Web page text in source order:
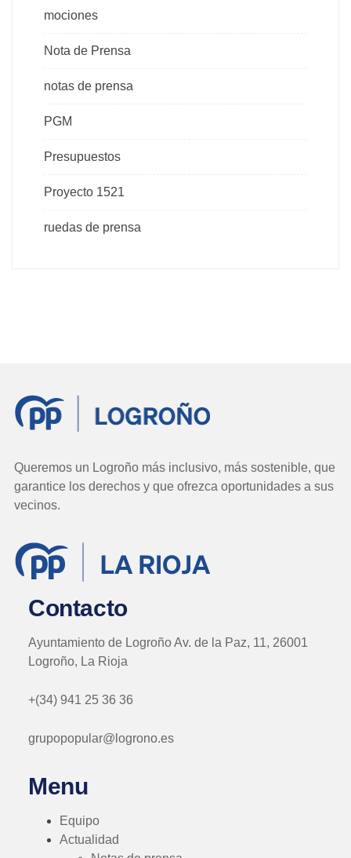
mociones
Nota de Prensa
notas de prensa
PGM
Presupuestos
Proyecto 1521
ruedas de prensa
Queremos un Logroño más inclusivo, más sostenible, que
garantice los derechos y que ofrezca oportunidades a sus
vecinos.
Contacto
Ayuntamiento de Logroño Av. de la Paz, 11, 26001
Logroño, La Rioja
+(34) 941 25 36 36
grupopopular@logrono.es
Menu
Equipo
Actualidad